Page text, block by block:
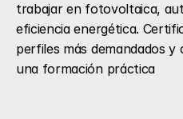
trabajar en fotovoltaica,
eficiencia energética.
perfiles más demandados
una formación práctica